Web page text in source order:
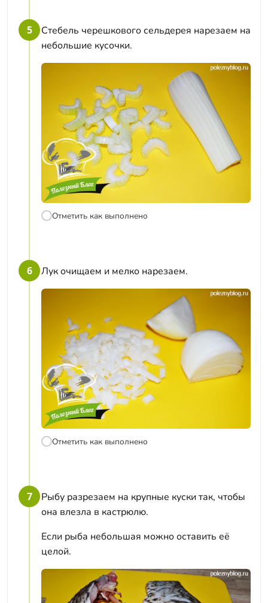
5
Стебель черешкового сельдерея нарезаем на
небольшие кусочки.
Отметить как выполнено
6 Лук очищаем и мелко нарезаем.
Отметить как выполнено
7
Рыбу разрезаем на крупные куски так, чтобы
она влезла в кастрюлю.
Если рыба небольшая можно оставить её
целой.